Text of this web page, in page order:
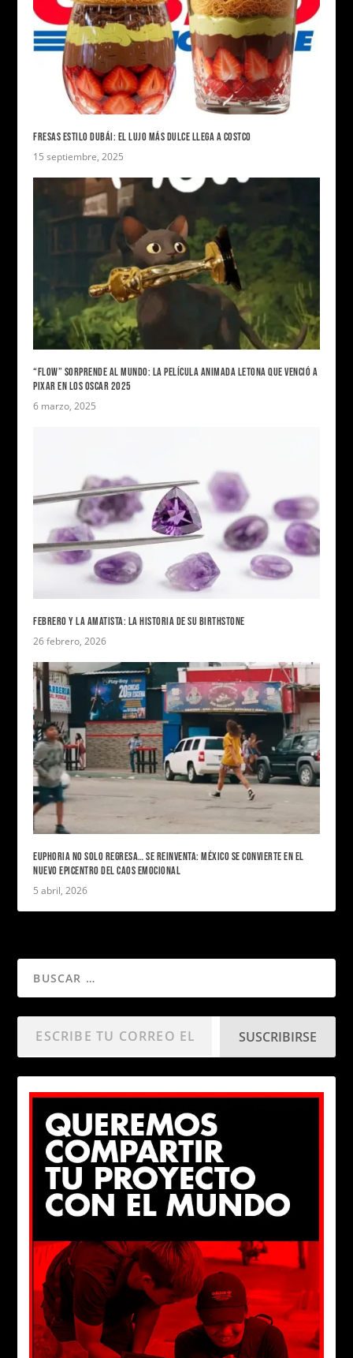
FRESAS ESTILO DUBÁI: EL LUJO MÁS DULCE LLEGA A COSTCO
15 septiembre, 2025
“FLOW” SORPRENDE AL MUNDO: LA PELÍCULA ANIMADA LETONA QUE VENCIÓ A
PIXAR EN LOS OSCAR 2025
6 marzo, 2025
FEBRERO Y LA AMATISTA: LA HISTORIA DE SU BIRTHSTONE
26 febrero, 2026
EUPHORIA NO SOLO REGRESA… SE REINVENTA: MÉXICO SE CONVIERTE EN EL
NUEVO EPICENTRO DEL CAOS EMOCIONAL
5 abril, 2026
SUSCRIBIRSE